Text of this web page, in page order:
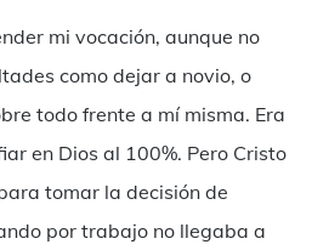
mi vocación, aunque no
como dejar a novio, o
todo frente a mí misma. Era
en Dios al 100%. Pero Cristo
tomar la decisión de
por trabajo no llegaba a